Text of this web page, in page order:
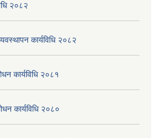
२०८२
कार्यविधि २०८२
कार्यविधि २०८१
कार्यविधि २०८०